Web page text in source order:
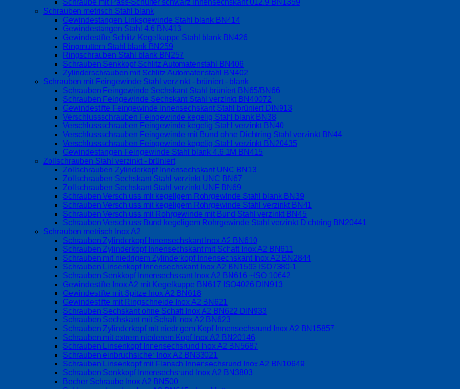
Schraube mit Pass-Schulter schwarz Innensechskant 012.9 BN1359
Schrauben metrisch Stahl blank
Gewindestangen Linksgewinde Stahl blank BN414
Gewindestangen Stahl 4.6 BN413
Gewindestifte Schlitz Kegelkuppe Stahl blank BN426
Ringmuttern Stahl blank BN259
Ringschrauben Stahl blank BN257
Schrauben Senkkopf Schlitz Automatenstahl BN406
Zylinderschrauben mit Schlitz Automatenstahl BN402
Schrauben mit Feingewinde Stahl verzinkt - brüniert - blank
Schrauben Feingewinde Sechskant Stahl brüniert BN65/BN66
Schrauben Feingewinde Sechskant Stahl verzinkt BN40072
Gewindestifte Feingewinde Innensechskant Stahl brüniert DIN913
Verschlussschrauben Feingewinde kegelig Stahl blank BN38
Verschlussschrauben Feingewinde kegelig Stahl verzinkt BN40
Verschlussschrauben Feingewinde mit Bund ohne Dichtring Stahl verzinkt BN44
Verschlussschrauben Feingewinde kegelig Stahl verzinkt BN20435
Gewindestangen Feingewinde Stahl blank 4.6 1M BN415
Zollschrauben Stahl verzinkt - brüniert
Zollschrauben Zylinderkopf Innensechskant UNC BN13
Zollschrauben Sechskant Stahl verzinkt UNC BN67
Zollschrauben Sechskant Stahl verzinkt UNF BN69
Schrauben Verschluss mit kegeligem Rohrgewinde Stahl blank BN39
Schrauben Verschluss mit kegeligem Rohrgewinde Stahl verzinkt BN41
Schrauben Verschluss mit Rohrgewinde mit Bund Stahl verzinkt BN45
Schrauben Verschluss Bund kegeligem Rohrgewinde Stahl verzinkt Dichtring BN20441
Schrauben metrisch Inox A2
Schrauben Zylinderkopf Innensechskant Inox A2 BN610
Schrauben Zylinderkopf Innensechskant mit Schaft Inox A2 BN611
Schrauben mit niedrigem Zylinderkopf Innensechskant Inox A2 BN2844
Schrauben Linsenkopf Innensechskant Inox A2 BN1593 ISO7380-1
Schrauben Senkkopf Innensechskant Inox A2 BN616 ~ISO 10642
Gewindestifte Inox A2 mit Kegelkuppe BN617 ISO4026 DIN913
Gewindestifte mit Spitze Inox A2 BN618
Gewindestifte mit Ringschneide Inox A2 BN621
Schrauben Sechskant ohne Schaft Inox A2 BN622 DIN933
Schrauben Sechskant mit Schaft Inox A2 BN623
Schrauben Zylinderkopf mit niedrigem Kopf Innensechsrund Inox A2 BN15857
Schrauben mit extrem niederem Kopf Inox A2 BN20146
Schrauben Linsenkopf Innensechsrund Inox A2 BN5687
Schrauben einbruchsicher Inox A2 BN33021
Schrauben Linsenkopf mit Flansch Innensechsrund Inox A2 BN10649
Schrauben Senkkopf Innensechsrund Inox A2 BN3803
Becher Schraube Inox A2 BN500